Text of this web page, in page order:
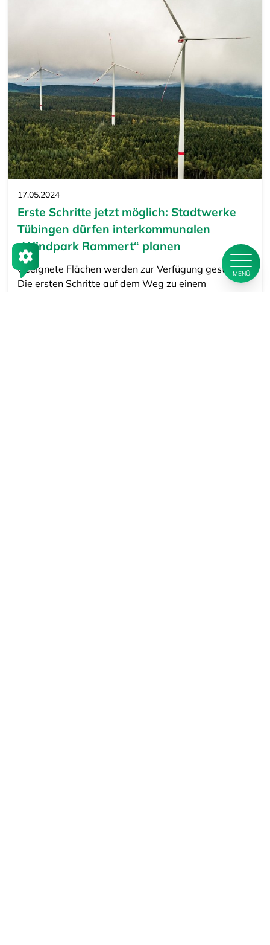
17.05.2024
Erste Schritte jetzt möglich: Stadtwerke
Tübingen dürfen interkommunalen
„Windpark Rammert“ planen
Geeignete Flächen werden zur Verfügung gestellt |
Die ersten Schritte auf dem Weg zu einem
MENÜ